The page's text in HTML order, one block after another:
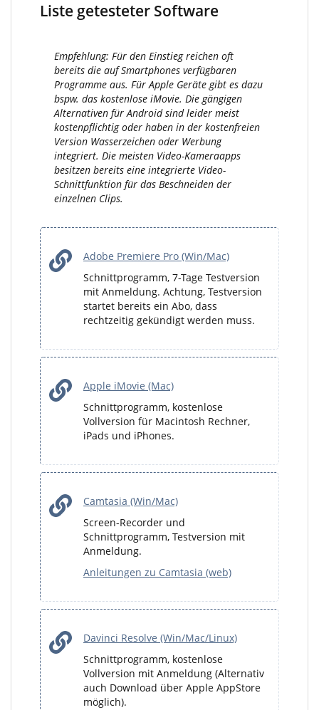
Liste getesteter Software
Empfehlung: Für den Einstieg reichen oft
bereits die auf Smartphones verfügbaren
Programme aus. Für Apple Geräte gibt es dazu
bspw. das kostenlose iMovie. Die gängigen
Alternativen für Android sind leider meist
kostenpflichtig oder haben in der kostenfreien
Version Wasserzeichen oder Werbung
integriert. Die meisten Video-Kameraapps
besitzen bereits eine integrierte Video-
Schnittfunktion für das Beschneiden der
einzelnen Clips.
Adobe Premiere Pro (Win/Mac)
Schnittprogramm, 7-Tage Testversion
mit Anmeldung. Achtung, Testversion
startet bereits ein Abo, dass
rechtzeitig gekündigt werden muss.
Apple iMovie (Mac)
Schnittprogramm, kostenlose
Vollversion für Macintosh Rechner,
iPads und iPhones.
Camtasia (Win/Mac)
Screen-Recorder und
Schnittprogramm, Testversion mit
Anmeldung.
Anleitungen zu Camtasia (web)
Davinci Resolve (Win/Mac/Linux)
Schnittprogramm, kostenlose
Vollversion mit Anmeldung (Alternativ
auch Download über Apple AppStore
möglich).